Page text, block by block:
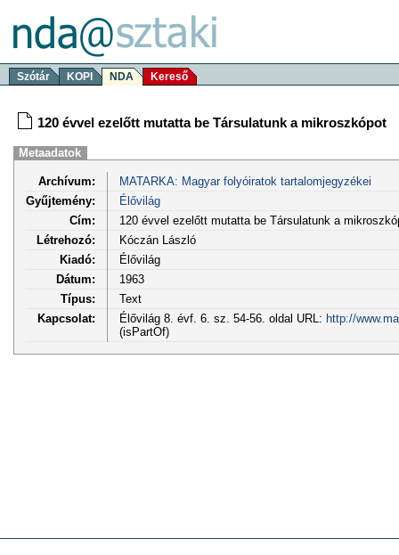
Szótár KOPI NDA Kereső
120 évvel ezelőtt mutatta be Társulatunk a mikroszkópot
Metaadatok
Archívum:
MATARKA: Magyar folyóiratok tartalomjegyzékei
Gyűjtemény:
Élővilág
Cím:
120 évvel ezelőtt mutatta be Társulatunk a
Létrehozó:
Kóczán László
Kiadó:
Élővilág
Dátum:
1963
Típus:
Text
Kapcsolat:
Élővilág 8. évf. 6. sz. 54-56. oldal URL: http://
(isPartOf)